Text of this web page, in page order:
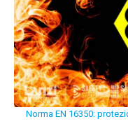
Norma EN 16350: